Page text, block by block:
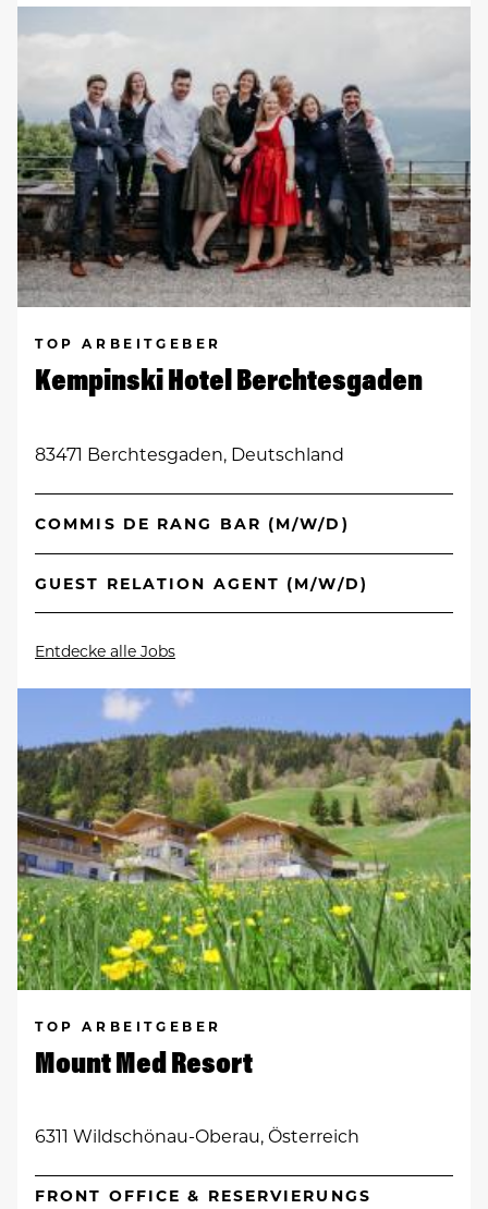
TOP ARBEITGEBER
Kempinski Hotel Berchtesgaden
83471 Berchtesgaden, Deutschland
COMMIS DE RANG BAR (M/W/D)
GUEST RELATION AGENT (M/W/D)
Entdecke alle Jobs
TOP ARBEITGEBER
Mount Med Resort
6311 Wildschönau-Oberau, Österreich
FRONT OFFICE & RESERVIERUNGS